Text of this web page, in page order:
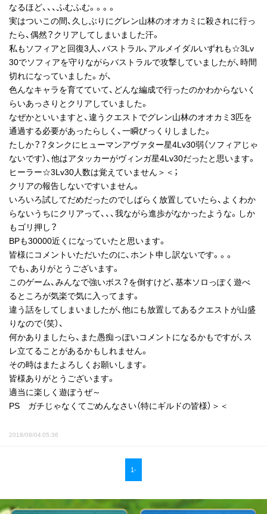
なるほど、、、ふむふむ。。。。
実はついこの間、久しぶりにグレン山林のオオカミに殺されに行っ
たら、偶然？クリアしてしまいました汗。
私もソフィアと回復3人、バストラル、アルメイダルいずれも☆3Lv
30でソフィアを守りながらバストラルで攻撃していましたが、時間
切れになっていました。が、
色んなキャラを育てていて、どんな編成で行ったのかわからないく
らいあっさりとクリアしていました。
なぜかといいますと、違うクエストでグレン山林のオオカミ3匹を
通過する必要があったらしく、一瞬びっくりしました。
たしか？？タンクにヒューマンアヴァター星4Lv30弱（ソフィアじゃ
ないです）、他はアタッカーがヴィンガ星4Lv30だったと思います。
ヒーラー☆3Lv30人数は覚えていません＞＜；
クリアの報告しないですいません。
いろいろ試してだめだったのでしばらく放置していたら、よくわか
らないうちにクリアって、、、我ながら進歩がなかったような。しか
もゴリ押し？
BPも30000近くになっていたと思います。
皆様にコメントいただいたのに、ホント申し訳ないです。。。
でも、ありがとうございます。
このゲーム、みんなで強いボス？を倒すけど、基本ソロっぽく遊べ
るところが気楽で気に入ってます。
違う話をしてしまいましたが、他にも放置してあるクエストが山盛
りなので（笑）、
何かありましたら、また愚痴っぽいコメントになるかもですが、ス
レ立てることがあるかもしれません。
その時はまたよろしくお願いします。
皆様ありがとうございます。
適当に楽しく遊ぼうぜ～
PS ガチじゃなくてごめんなさい（特にギルドの皆様）＞＜
2018/08/04 05:36
1-